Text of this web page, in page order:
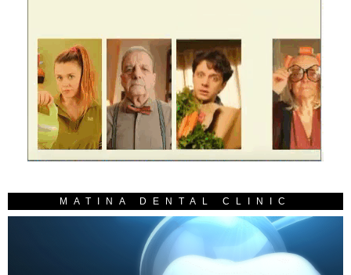
MATINA DENTAL CLINIC